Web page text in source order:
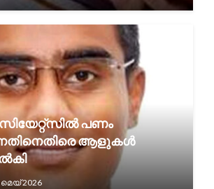
പണം
ആളുകൾ
മെയ്‌ 2026